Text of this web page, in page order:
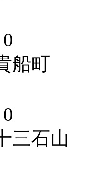
船町
三石山